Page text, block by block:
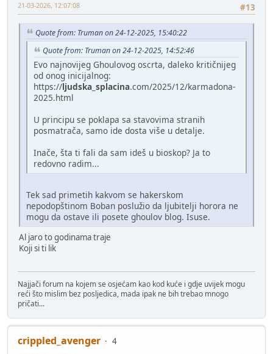
#13
21-03-2026, 12:07:08
Quote from: Truman on 24-12-2025, 15:40:22
Quote from: Truman on 24-12-2025, 14:52:46
Evo najnovijeg Ghoulovog oscrta, daleko kritičnijeg
od onog inicijalnog:
https://ljudska_splacina.com/2025/12/karmadona-
2025.html
U principu se poklapa sa stavovima stranih
posmatrača, samo ide dosta više u detalje.
Inače, šta ti fali da sam ideš u bioskop? Ja to
redovno radim...
Tek sad primetih kakvom se hakerskom
nepodopštinom Boban poslužio da ljubitelji horora ne
mogu da ostave ili posete ghoulov blog. Isuse.
Al jaro to godinama traje
Koji si ti lik
Najjači forum na kojem se osjećam kao kod kuće i gdje uvijek mogu
reći što mislim bez posljedica, mada ipak ne bih trebao mnogo
pričati...
crippled_avenger
4